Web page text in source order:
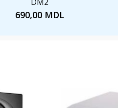
690,00 MDL